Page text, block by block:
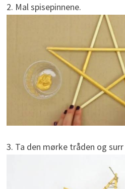
2. Mal spisepinnene.
3. Ta den mørke tråden og